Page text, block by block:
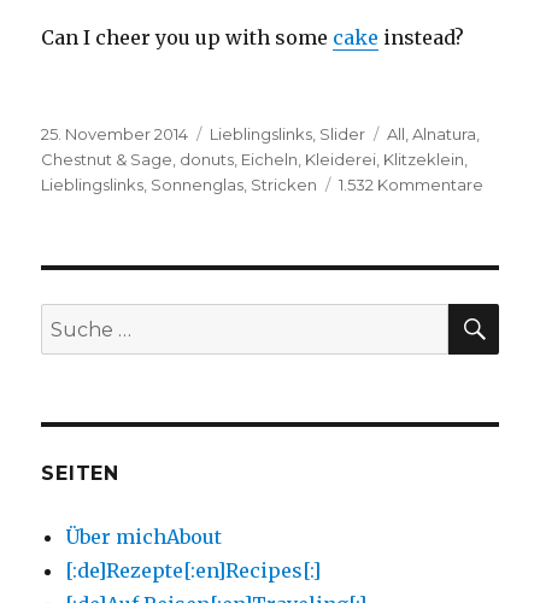
Can I cheer you up with some cake instead?
Veröffentlicht
am
25. November 2014 Kategorien
Lieblingslinks Slider Schlagwörter
All ,Alnatura
Chestnut & Sage donuts Eicheln Kleiderei Klitzeklein
Lieblingslinks Sonnenglas Stricken 1.532 Kommentare
1
Suche
nach:
SEITEN
Über michAbout
[:de]Rezepte[:en]Recipes[:]